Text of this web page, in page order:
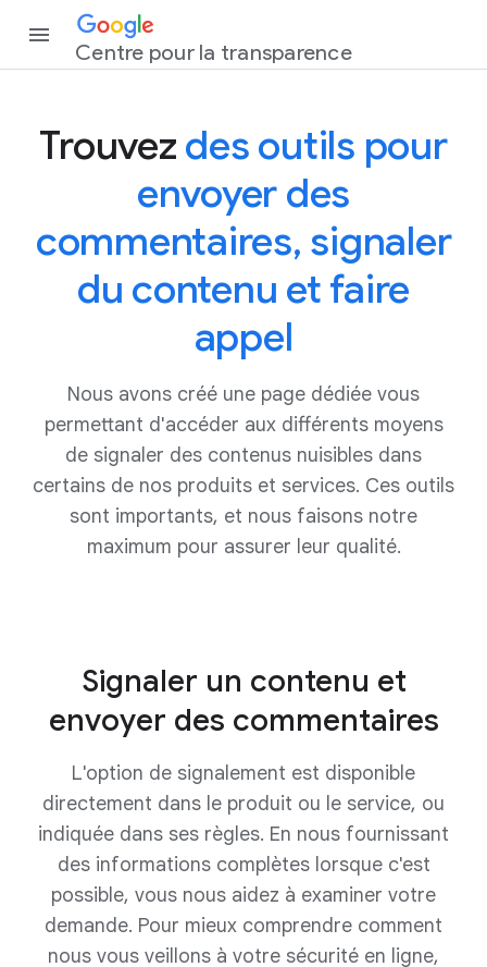
Centre pour la transparence
Trouvez des outils pour
envoyer des
commentaires, signaler
du contenu et faire
appel
Nous avons créé une page dédiée vous
permettant d'accéder aux différents moyens
de signaler des contenus nuisibles dans
certains de nos produits et services. Ces outils
sont importants, et nous faisons notre
maximum pour assurer leur qualité.
Signaler un contenu et
envoyer des commentaires
L'option de signalement est disponible
directement dans le produit ou le service, ou
indiquée dans ses règles. En nous fournissant
des informations complètes lorsque c'est
possible, vous nous aidez à examiner votre
demande. Pour mieux comprendre comment
nous vous veillons à votre sécurité en ligne,